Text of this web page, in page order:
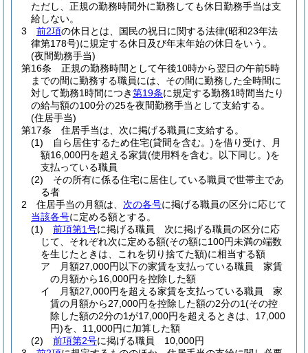
ただし、正規の勤務時間外に勤務しても休日勤務手当は支
給しない。
3
前2項の休日とは、国民の祝日に関する法律(昭和23年法
律第178号)に規定する休日及び年末年始の休日をいう。
(夜間勤務手当)
第16条
正規の勤務時間として午後10時から翌日の午前5時
までの間に勤務する職員には、その間に勤務した全時間に
対して勤務1時間につき第19条に規定する勤務1時間当たり
の給与額の100分の25を夜間勤務手当として支給する。
(住居手当)
第17条
住居手当は、次に掲げる職員に支給する。
(1)
自ら居住するため住宅(貸間を含む。)を借り受け、月
額16,000円を超える家賃(使用料を含む。以下同じ。)を
支払っている職員
(2)
その所有に係る住宅に居住している職員で世帯主であ
る者
2
住居手当の月額は、 次の各号に掲げる職員の区分に応じて
当該各号に定める額とする。
(1)
前項第1号に掲げる職員 次に掲げる職員の区分に応
じて、それぞれ次に定める額(その額に100円未満の端数
を生じたときは、これを切り捨てた額)に相当する額
ア
月額27,000円以下の家賃を支払っている職員 家賃
の月額から16,000円を控除した額
イ
月額27,000円を超える家賃を支払っている職員 家
賃の月額から27,000円を控除した額の2分の1(その控
除した額の2分の1が17,000円を超えるときは、17,000
円)を、11,000円に加算した額
(2)
前項第2号に掲げる職員 10,000円